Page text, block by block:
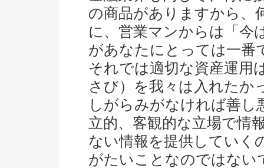
の商品がありますから、
に、営業マンからは「今
があなたにとっては一番
それでは適切な資産運用
さび）を我々は入れたか
しがらみがなければ善
立的、客観的な立場で情
ない情報を提供していく
がたいことなのではない